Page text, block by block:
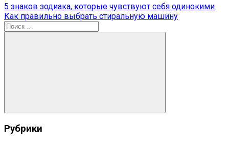
Навигация
по
записям
Предыдущая
запись:
5 знаков зодиака, которые чувствуют себя одинокими
Следующая
запись:
Как правильно выбрать стиральную машину
Поиск
для:
Поиск
Рубрики